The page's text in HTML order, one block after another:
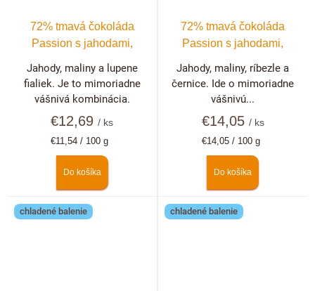
72% tmavá čokoláda
Passion s jahodami,
€12,69/ ks
Jednotková
€11,54 / 100 g
Do košíka
Jahody, maliny a lupene
fialiek. Je to mimoriadne
vášnivá kombinácia.
72% tmavá čokoláda
Passion s jahodami,
ríbezľami
€14,05 / ks
Jednotková
€14,05 / 100 g
Do košíka
Jahody, maliny, ríbezle a
černice. Ide o mimoriadne
vášnivú...
chladené balenie chladené balenie